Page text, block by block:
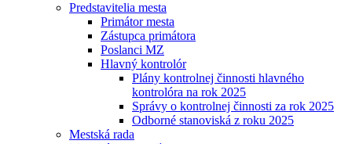
Predstavitelia mesta
Primátor mesta
Zástupca primátora
Poslanci MZ
Hlavný kontrolór
Plány kontrolnej činnosti hlavného
kontrolóra na rok 2025
Správy o kontrolnej činnosti za rok 2025
Odborné stanoviská z roku 2025
Mestská rada